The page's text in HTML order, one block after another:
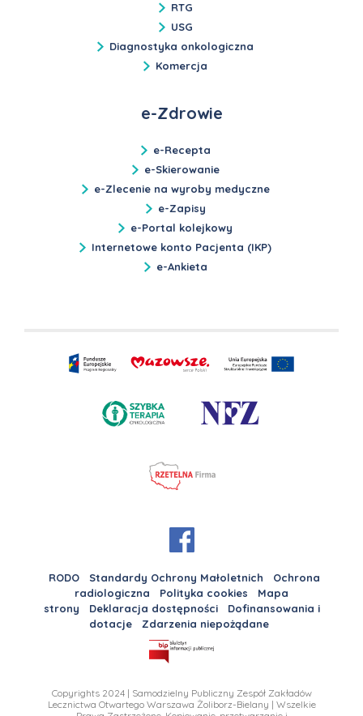
RTG
USG
Diagnostyka onkologiczna
Komercja
e-Zdrowie
e-Recepta
e-Skierowanie
e-Zlecenie na wyroby medyczne
e-Zapisy
e-Portal kolejkowy
Internetowe konto Pacjenta (IKP)
e-Ankieta
RODO Standardy Ochrony Małoletnich
Ochrona
radiologiczna
Polityka cookies
Mapa
strony
Deklaracja dostępności
Dofinansowania i
dotacje
Zdarzenia niepożądane
Copyrights 2024 | Samodzielny Publiczny Zespół Zakładów
Lecznictwa Otwartego Warszawa Żoliborz-Bielany | Wszelkie